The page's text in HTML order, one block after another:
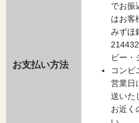
お支払い方法
でお振
はお客
みずほ
ビー・
コン
営業日
送いた
お近く